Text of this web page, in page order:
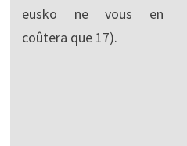
eusko ne vous en
coûtera que 17).